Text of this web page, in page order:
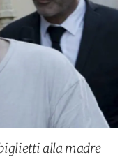
alla madre